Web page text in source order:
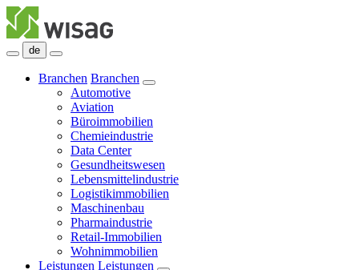
de
Branchen Branchen
Automotive
Aviation
Büroimmobilien
Chemieindustrie
Data Center
Gesundheitswesen
Lebensmittelindustrie
Logistikimmobilien
Maschinenbau
Pharmaindustrie
Retail-Immobilien
Wohnimmobilien
Leistungen Leistungen